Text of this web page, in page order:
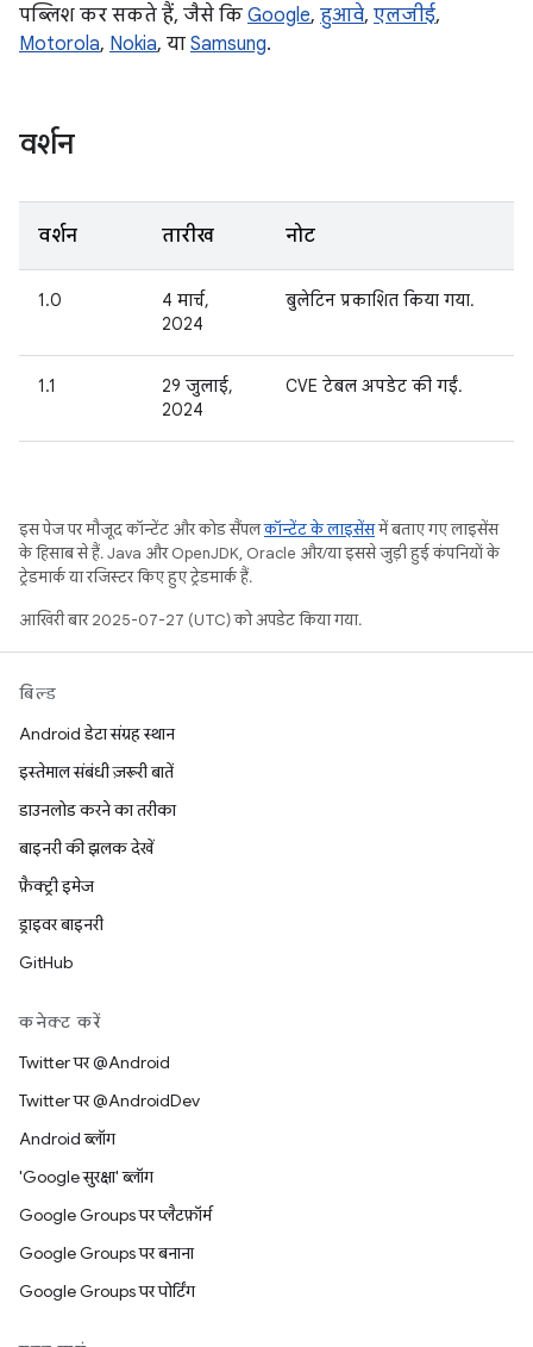
पब्लिश कर सकते हैं, जैसे कि Google, हुआवे, एलजीई,
Motorola, Nokia, या Samsung.
वर्शन
वर्शन तारीख नोट
1.0
4 मार्च,
2024
बुलेटिन प्रकाशित किया गया.
1.1
29 जुलाई,
2024
CVE टेबल अपडेट की गईं.
इस पेज पर मौजूद कॉन्टेंट और कोड सैंपलकॉन्टेंट के लाइसेंसमें बताए गए लाइसेंस
के हिसाब से हैं. Java और OpenJDK, Oracle और/या इससे जुड़ी हुई कंपनियों के
ट्रेडमार्क या रजिस्टर किए हुए ट्रेडमार्क हैं.
आखिरी बार 2025-07-27 (UTC) को अपडेट किया गया.
बिल्ड
Android डेटा संग्रह स्थान
इस्तेमाल संबंधी ज़रूरी बातें
डाउनलोड करने का तरीका
बाइनरी की झलक देखें
फ़ैक्ट्री इमेज
ड्राइवर बाइनरी
GitHub
कनेक्ट करें
Twitter पर @Android
Twitter पर @AndroidDev
Android ब्लॉग
'Google सुरक्षा' ब्लॉग
Google Groups पर प्लैटफ़ॉर्म
Google Groups पर बनाना
Google Groups पर पोर्टिंग